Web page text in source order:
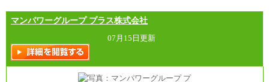
マンパワーグループ プラス株式会社
07月15日更新